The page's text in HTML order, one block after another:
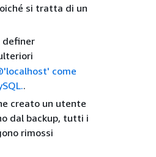
si tratta di un
definer
come
.
creato un utente
dal backup, tutti i
rimossi